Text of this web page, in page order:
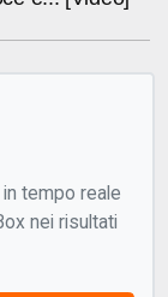
tempo reale
nei risultati